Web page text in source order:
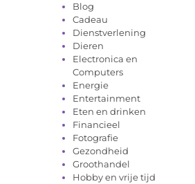
Blog
Cadeau
Dienstverlening
Dieren
Electronica en
Computers
Energie
Entertainment
Eten en drinken
Financieel
Fotografie
Gezondheid
Groothandel
Hobby en vrije tijd